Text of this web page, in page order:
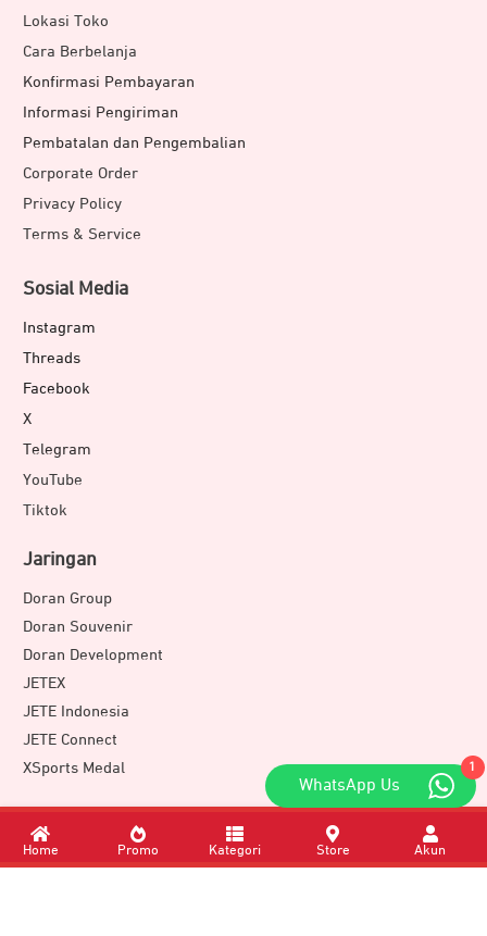
Lokasi Toko
Cara Berbelanja
Konfirmasi Pembayaran
Informasi Pengiriman
Pembatalan dan Pengembalian
Corporate Order
Privacy Policy
Terms & Service
Sosial Media
Instagram
Threads
Facebook
X
Telegram
YouTube
Tiktok
Jaringan
Doran Group
Doran Souvenir
Doran Development
JETEX
JETE Indonesia
JETE Connect
XSports Medal
Download Apps
1
WhatsApp Us
Home Promo Kategori Store Akun